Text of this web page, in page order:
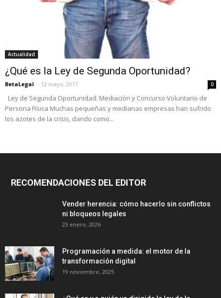
Actualidad
¿Qué es la Ley de Segunda Oportunidad?
BetaLegal - 12 mayo, 2017 0
Ley de Segunda Oportunidad: Mediación y Concurso Voluntario de
Persona Física Muchas pequeñas y medianas empresas han sufrido
los azotes de la crisis, dando como...
RECOMENDACIONES DEL EDITOR
Vender herencia: cómo hacerlo sin conflictos
ni bloqueos legales
23 enero, 2026
Programación a medida: el motor de la
transformación digital
19 noviembre, 2025